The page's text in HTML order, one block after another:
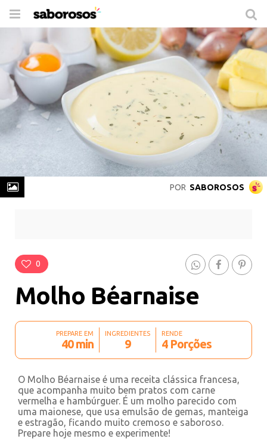
Trocar
POR SABOROSOS
0
Molho Béarnaise
PREPARE EM
40 min
INGREDIENTES
9
RENDE
4 Porções
O Molho Béarnaise é uma receita clássica francesa,
que acompanha muito bem pratos com carne
vermelha e hambúrguer. É um molho parecido com
uma maionese, que usa emulsão de gemas, manteiga
e estragão, ficando muito cremoso e saboroso.
Prepare hoje mesmo e experimente!